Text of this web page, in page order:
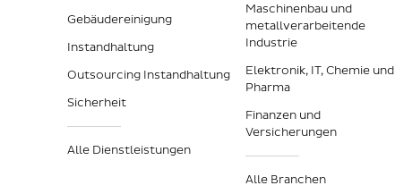
Gebäudereinigung
Instandhaltung
Outsourcing Instandhaltung
Sicherheit
Alle Dienstleistungen
Maschinenbau und
metallverarbeitende
Industrie
Elektronik, IT, Chemie und
Pharma
Finanzen und
Versicherungen
Alle Branchen